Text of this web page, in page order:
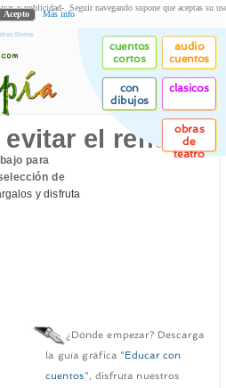
Stories
cuentos
cortos
audio
cuentos
con
dibujos
clasicos
obras
de
teatro
evitar el rencor
para
de
y disfruta
¿Dónde empezar? Descarga
la guía gráfica "Educar con
cuentos", disfruta nuestros
y publicidad-. Seguir navegando supone que aceptas su
Acepto Más info